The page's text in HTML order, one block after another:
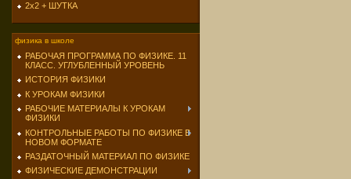
2х2 + ШУТКА
физика в школе
РАБОЧАЯ ПРОГРАММА ПО ФИЗИКЕ. 11
КЛАСС. УГЛУБЛЕННЫЙ УРОВЕНЬ
ИСТОРИЯ ФИЗИКИ
К УРОКАМ ФИЗИКИ
РАБОЧИЕ МАТЕРИАЛЫ К УРОКАМ
ФИЗИКИ
КОНТРОЛЬНЫЕ РАБОТЫ ПО ФИЗИКЕ В
НОВОМ ФОРМАТЕ
РАЗДАТОЧНЫЙ МАТЕРИАЛ ПО ФИЗИКЕ
ФИЗИЧЕСКИЕ ДЕМОНСТРАЦИИ